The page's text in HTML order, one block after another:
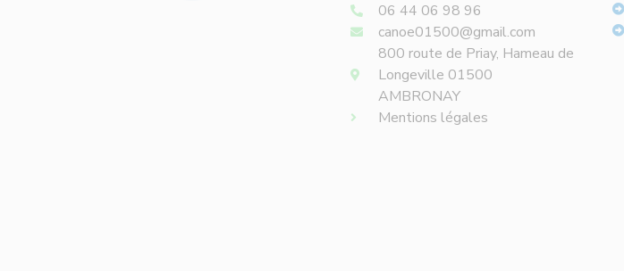
06 44 06 98 96
canoe01500@gmail.com
800 route de Priay, Hameau de
Longeville 01500
AMBRONAY
Mentions légales